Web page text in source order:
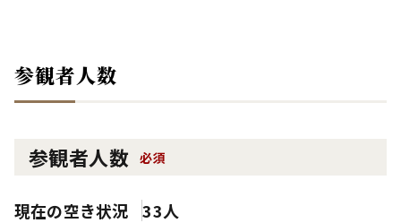
参観者人数
参観者人数 必須
現在の空き状況 33人